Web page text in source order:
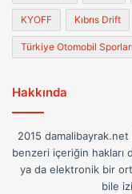
KYOFF Kıbrıs Drift
Türkiye Otomobil
Hakkında
2015 damalibayrak.net
benzeri içeriğin hakları
ya da elektronik bir
bile